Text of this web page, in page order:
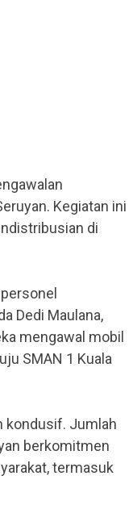
Kegiatan ini
di
Dedi Maulana,
mengawal mobil
SMAN 1 Kuala
kondusif. Jumlah
berkomitmen
termasuk